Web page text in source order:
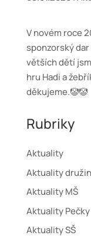
V novém roce
sponzorský
větších dětí
hru Hadi a
děkujeme.🤡🤡
Rubriky
Aktuality
Aktuality
Aktuality MŠ
Aktuality Pečky
Aktuality SŠ